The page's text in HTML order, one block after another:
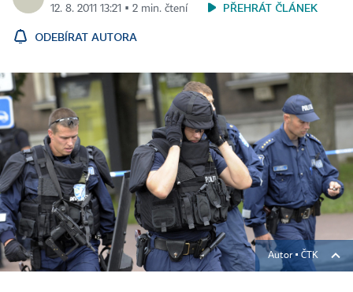
12. 8. 2011 13:21 ▪ 2 min. čtení PŘEHRÁT ČLÁNEK
ODEBÍRAT AUTORA
Autor ▪ ČTK